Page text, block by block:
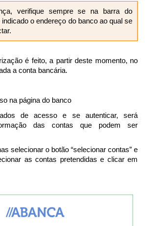
verifique sempre se na barra do
indicado o endereço do banco ao qual se
é feito, a partir deste momento, no
a conta bancária.
na página do banco
de acesso e se autenticar, será
das contas que podem ser
selecionar o botão “selecionar contas” e
as contas pretendidas e clicar em